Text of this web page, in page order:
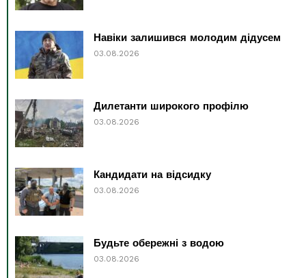
Навіки залишився молодим дідусем
03.08.2026
Дилетанти широкого профілю
03.08.2026
Кандидати на відсидку
03.08.2026
Будьте обережні з водою
03.08.2026